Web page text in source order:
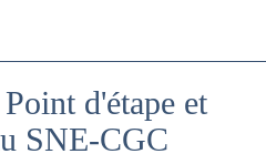
d'étape et
SNE-CGC